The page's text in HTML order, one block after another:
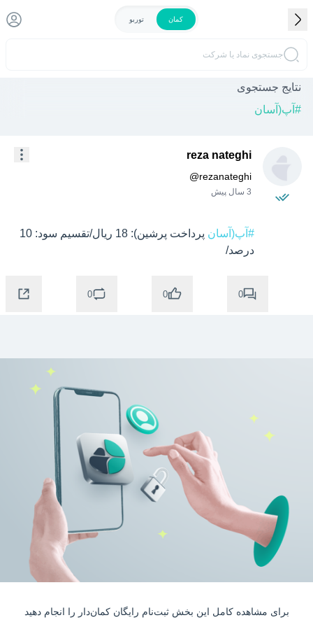
کمان توربو
جستجوی نماد یا شرکت
نتایج جستجوی
# آپ(آسان
reza nateghi
@rezanateghi
3 سال پیش
#آپ(آسان
درصد/
0
0
0
برای مشاهده کامل این بخش ثبت‌نام رایگان کمان‌دار را انجام دهید